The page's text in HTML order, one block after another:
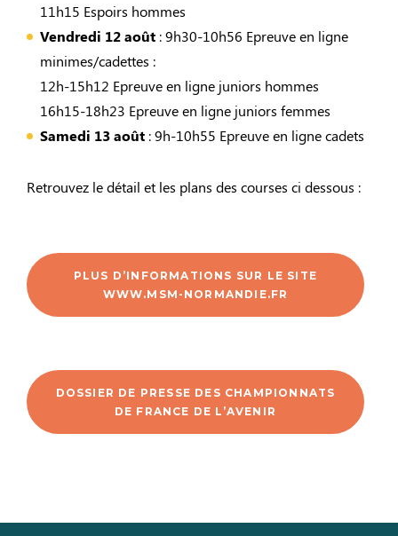
11h15 Espoirs hommes
Vendredi 12 août : 9h30-10h56 Epreuve en ligne
minimes/cadettes :
12h-15h12 Epreuve en ligne juniors hommes
16h15-18h23 Epreuve en ligne juniors femmes
Samedi 13 août : 9h-10h55 Epreuve en ligne cadets
Retrouvez le détail et les plans des courses ci dessous :
PLUS D’INFORMATIONS SUR LE SITE
WWW.MSM-NORMANDIE.FR
DOSSIER DE PRESSE DES CHAMPIONNATS
DE FRANCE DE L’AVENIR